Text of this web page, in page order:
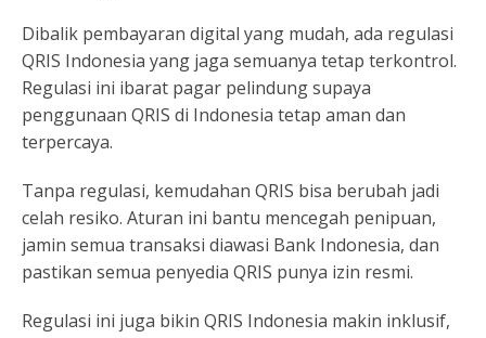
Dibalik pembayaran digital yang mudah, ada regulasi
QRIS Indonesia yang jaga semuanya tetap terkontrol.
Regulasi ini ibarat pagar pelindung supaya
penggunaan QRIS di Indonesia tetap aman dan
terpercaya.
Tanpa regulasi, kemudahan QRIS bisa berubah jadi
celah resiko. Aturan ini bantu mencegah penipuan,
jamin semua transaksi diawasi Bank Indonesia, dan
pastikan semua penyedia QRIS punya izin resmi.
Regulasi ini juga bikin QRIS Indonesia makin inklusif,